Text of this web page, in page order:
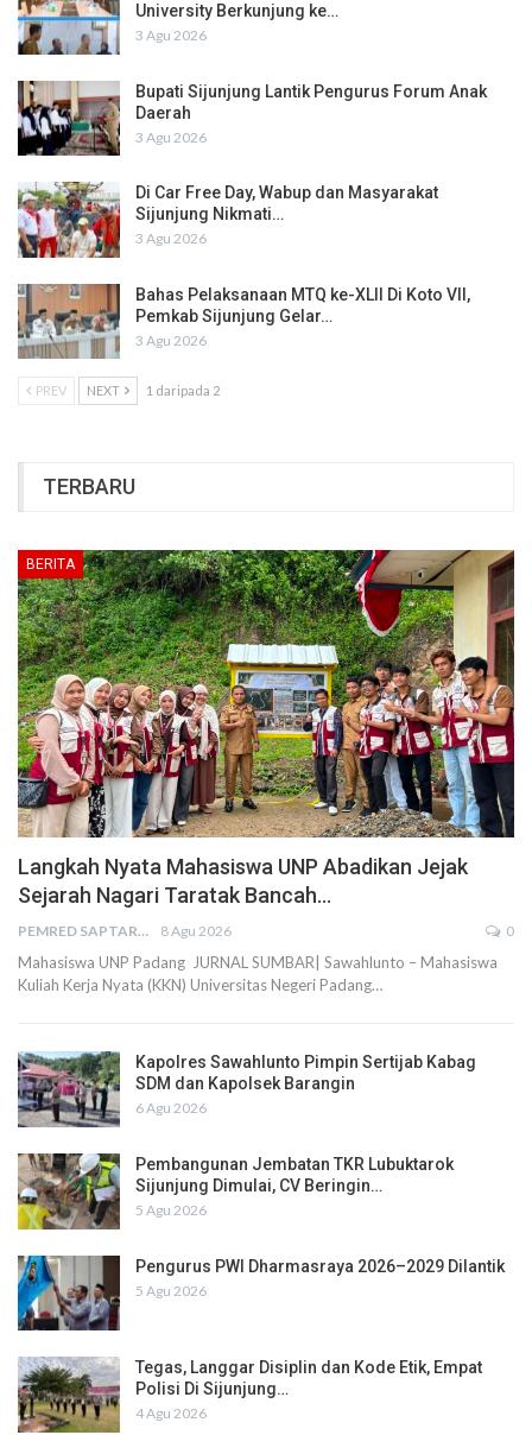
University Berkunjung ke…
3 Agu 2026
Bupati Sijunjung Lantik Pengurus Forum Anak
Daerah
3 Agu 2026
Di Car Free Day, Wabup dan Masyarakat
Sijunjung Nikmati…
3 Agu 2026
Bahas Pelaksanaan MTQ ke-XLII Di Koto VII,
Pemkab Sijunjung Gelar…
3 Agu 2026
PREV NEXT 1 daripada 2
TERBARU
BERITA
Langkah Nyata Mahasiswa UNP Abadikan Jejak
Sejarah Nagari Taratak Bancah…
PEMRED SAPTARIUS 8 Agu 2026 0
Mahasiswa UNP Padang JURNAL SUMBAR| Sawahlunto – Mahasiswa
Kuliah Kerja Nyata (KKN) Universitas Negeri Padang…
Kapolres Sawahlunto Pimpin Sertijab Kabag
SDM dan Kapolsek Barangin
6 Agu 2026
Pembangunan Jembatan TKR Lubuktarok
Sijunjung Dimulai, CV Beringin…
5 Agu 2026
Pengurus PWI Dharmasraya 2026–2029 Dilantik
5 Agu 2026
Tegas, Langgar Disiplin dan Kode Etik, Empat
Polisi Di Sijunjung…
4 Agu 2026